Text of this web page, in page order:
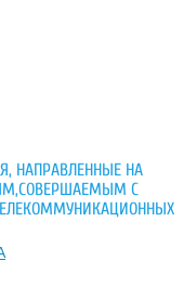
НАПРАВЛЕННЫЕ НА
С